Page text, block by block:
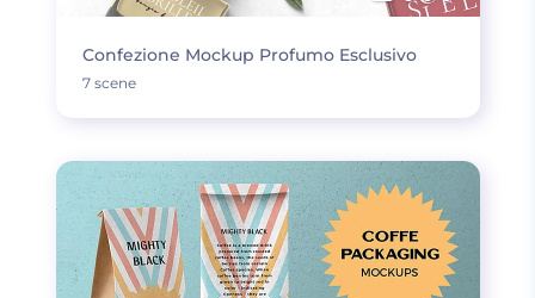
Confezione Mockup Profumo Esclusivo
7 scene